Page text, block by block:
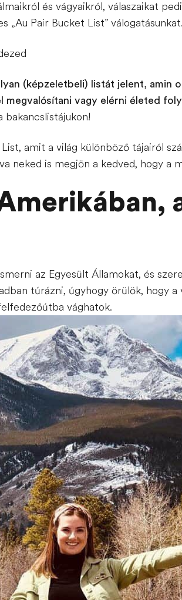
és vágyaikról, válaszaikat
Pair Bucket List” válogatásunkat.
(képzeletbeli) listát jelent, amin
vagy elérni életed
amit a világ különböző tájairól
neked is megjön a kedved, hogy a
az Egyesült Államokat, és
túrázni, úgyhogy örülök, hogy
vághatok.